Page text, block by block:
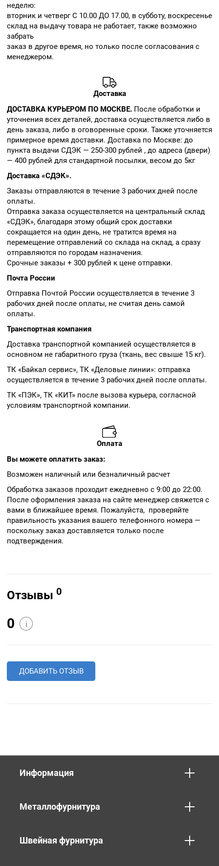
неделю:
вторник и четверг С 10.00 ДО 17.00, в субботу, воскресенье
склад на выдачу товара не работает, также возможно
забрать
заказ в другое время, но только после согласования с
менеджером.
Доставка
ДОСТАВКА КУРЬЕРОМ ПО МОСКВЕ. После обработки и
уточнения всех деталей, доставка осуществляется либо в
день заказа, либо в оговоренные сроки. Также уточняется
примерное время доставки. Доставка по Москве: до
пункта выдачи СДЭК — 250-300 рублей , до адреса (двери)
— 400 рублей для стандартной посылки, весом до 5кг
Доставка «СДЭК».
Заказы отправляются в течение 3 рабочих дней после
оплаты.
Отправка заказа осуществляется на центральный склад
«СДЭК», благодаря этому общий срок доставки
сокращается на один день, не тратится время на
перемещение отправлений со склада на склад, а сразу
отправляются по городам назначения.
Срочные заказы + 300 рублей к цене отправки.
Почта России
Отправка Почтой России осуществляется в течение 3
рабочих дней после оплаты, не считая день самой
оплаты.
Транспортная компания
Доставка транспортной компанией осуществляется в
основном не габаритного груза (ткань, вес свыше 15 кг).
ТК «Байкал сервис», ТК «Деловые линии»: отправка
осуществляется в течение 3 рабочих дней после оплаты.
ТК «ПЭК», ТК «КИТ» после вызова курьера, согласной
условиям транспортной компании.
Оплата
Вы можете оплатить заказ:
Возможен наличный или безналичный расчет
Обработка заказов проходит ежедневно с 9:00 до 22:00.
После оформления заказа на сайте менеджер свяжется с
вами в ближайшее время. Пожалуйста, проверяйте
правильность указания вашего телефонного номера —
поскольку заказ доставляется только после
подтверждения.
Отзывы 0
0 i
ДОБАВИТЬ ОТЗЫВ
Информация
Металлофурнитура
Швейная фурнитура